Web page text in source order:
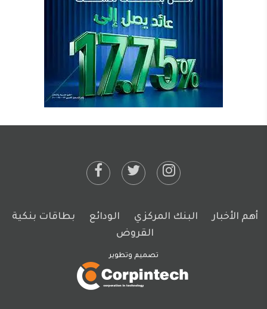
أهم الأخبار البنك المركزي الودائع
بطاقات بنكية
القروض
تصميم وتطوير